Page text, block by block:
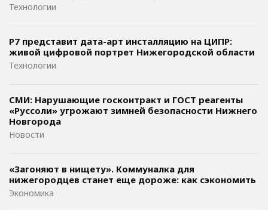
Технологии
Р7 представит дата-арт инсталляцию на ЦИПР:
живой цифровой портрет Нижегородской области
Технологии
СМИ: Нарушающие госконтракт и ГОСТ реагенты
«Руссоли» угрожают зимней безопасности Нижнего
Новгорода
Новости
«Загоняют в нищету». Коммуналка для
нижегородцев станет еще дороже: как сэкономить
Экономика